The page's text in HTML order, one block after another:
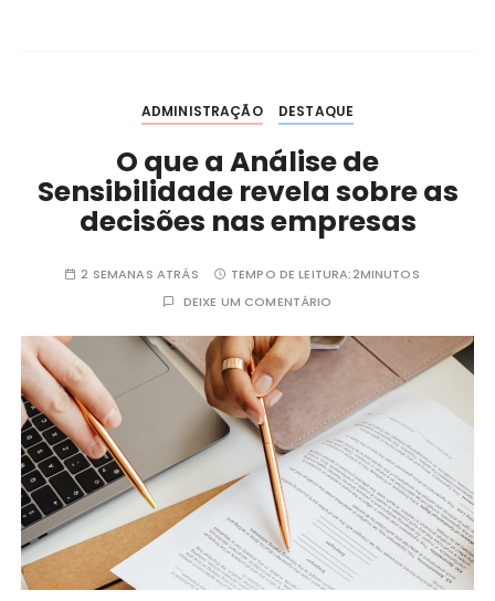
ADMINISTRAÇÃO DESTAQUE
O que a Análise de
Sensibilidade revela sobre as
decisões nas empresas
2 SEMANAS ATRÁS TEMPO DE LEITURA:2MINUTOS
DEIXE UM COMENTÁRIO